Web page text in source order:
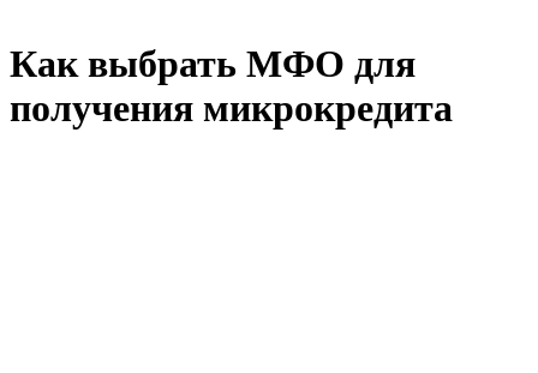
Как выбрать МФО для
получения микрокредита